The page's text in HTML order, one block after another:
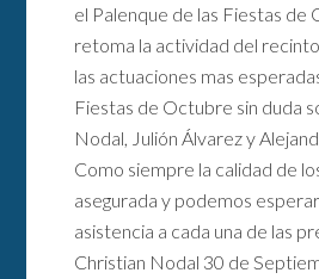
el Palenque de las Fiestas de
retoma la actividad del
las actuaciones mas
Fiestas de Octubre sin duda
Nodal, Julión Álvarez y
Como siempre la calidad de
asegurada y podemos
asistencia a cada una de las
Christian Nodal 30 de